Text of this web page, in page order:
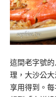
這間老字號
理，大沙公
享用得到。